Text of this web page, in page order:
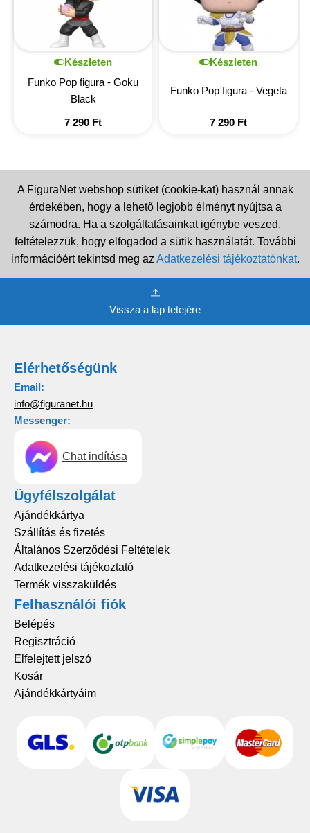
Készleten
Funko Pop figura - Goku
Black
7 290 Ft
Készleten
Funko Pop figura - Vegeta
7 290 Ft
A FiguraNet webshop sütiket (cookie-kat) használ annak
érdekében, hogy a lehető legjobb élményt nyújtsa a
számodra. Ha a szolgáltatásainkat igénybe veszed,
feltételezzük, hogy elfogadod a sütik használatát. További
információért tekintsd meg az Adatkezelési tájékoztatónkat.
Vissza a lap tetejére
Elérhetőségünk
Email:
info@figuranet.hu
Messenger:
Chat indítása
Ügyfélszolgálat
Ajándékkártya
Szállítás és fizetés
Általános Szerződési Feltételek
Adatkezelési tájékoztató
Termék visszaküldés
Felhasználói fiók
Belépés
Regisztráció
Elfelejtett jelszó
Kosár
Ajándékkártyáim